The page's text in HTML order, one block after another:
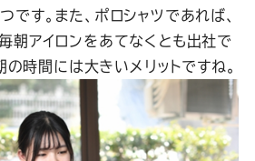
す。また、ポロシャツであれば、
朝アイロンをあてなくとも出社で
の時間には大きいメリットですね。